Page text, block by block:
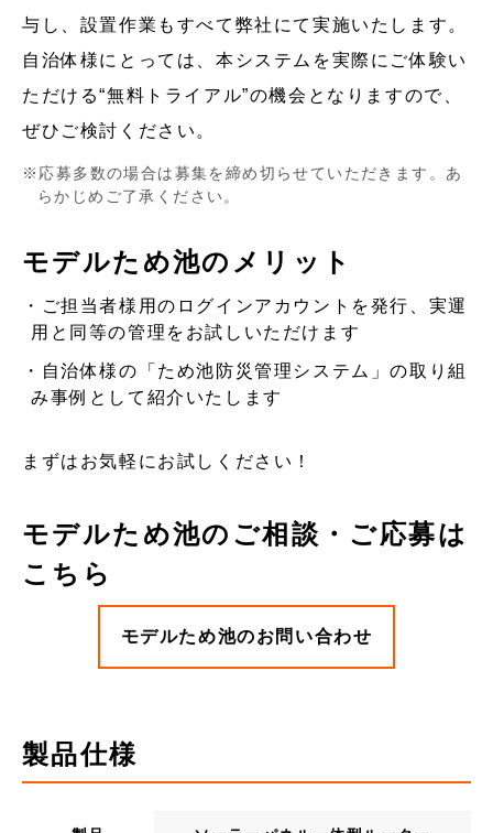
与し、設置作業もすべて弊社にて実施いたします。
自治体様にとっては、本システムを実際にご体験い
ただける“無料トライアル”の機会となりますので、
ぜひご検討ください。
応募多数の場合は募集を締め切らせていただきます。あ
らかじめご了承ください。
モデルため池のメリット
ご担当者様用のログインアカウントを発行、実運
用と同等の管理をお試しいただけます
自治体様の「ため池防災管理システム」の取り組
み事例として紹介いたします
まずはお気軽にお試しください！
モデルため池のご相談・ご応募は
こちら
モデルため池のお問い合わせ
製品仕様